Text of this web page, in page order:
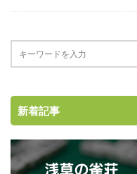
新着記事